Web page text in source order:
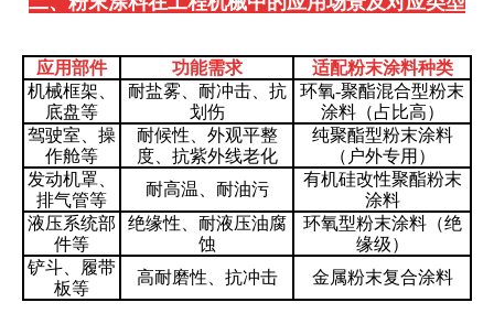
应用部件 功能需求
适配粉末涂料种类
机械框架、
底盘等
耐盐雾、耐冲击、抗
划伤
环氧-聚酯混合型粉末
涂料（占比高）
驾驶室、操
作舱等
耐候性、外观平整
度、抗紫外线老化
纯聚酯型粉末涂料
（户外专用）
发动机罩、
排气管等
耐高温、耐油污
有机硅改性聚酯粉末
涂料
液压系统部
件等
绝缘性、耐液压油腐
蚀
环氧型粉末涂料（绝
缘级）
铲斗、履带
板等
高耐磨性、抗冲击 金属粉末复合涂料